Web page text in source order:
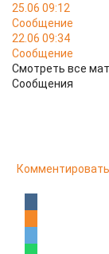
25.06 09:12
Сообщение
22.06 09:34
Сообщение
Смотреть все
Сообщения
Комментировать